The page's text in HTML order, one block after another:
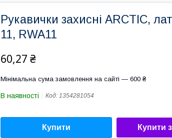
Рукавички захисні ARCTIC,
11, RWA11
60,27 ₴
Мінімальна сума замовлення на сайті — 600 ₴
В наявності Код: 1354281054
Купити Купити з